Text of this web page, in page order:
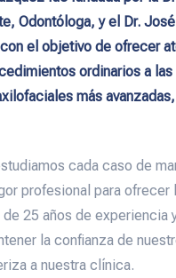
Odontóloga, y el Dr.
el objetivo de ofrecer
ordinarios a
más
cada caso de
profesional para ofrecer
25 años de experiencia
la confianza de
a nuestra clínica.